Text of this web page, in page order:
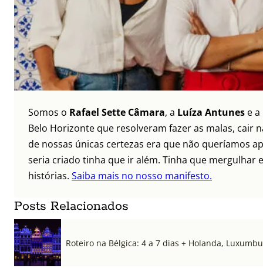
Somos o Rafael Sette Câmara, a Luíza Antunes e a
Belo Horizonte que resolveram fazer as malas, cair
de nossas únicas certezas era que não queríamos
seria criado tinha que ir além. Tinha que mergulhar
histórias. Saiba mais no nosso manifesto.
Posts Relacionados
Roteiro na Bélgica: 4 a 7 dias + Holanda,